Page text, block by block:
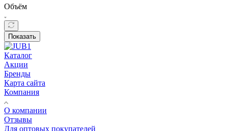
Объём
Показать
Каталог
Акции
Бренды
Карта сайта
Компания
О компании
Отзывы
Для оптовых покупателей